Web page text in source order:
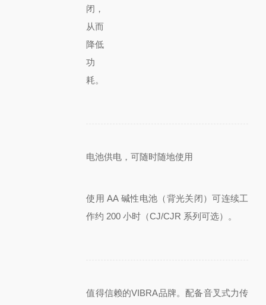
闭，
从而
降低
功
耗。
电池供电，可随时随地使用
使用 AA 碱性电池（背光关闭）可连续工
作约 200 小时（CJ/CJR 系列可选）。
值得信赖的VIBRA品牌。配备音叉式力传